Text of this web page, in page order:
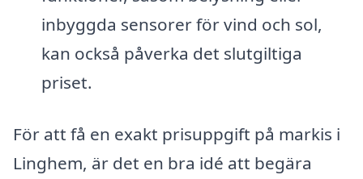
inbyggda sensorer för vind och sol,
kan också påverka det slutgiltiga
priset.
För att få en exakt prisuppgift på markis i
Linghem, är det en bra idé att begära